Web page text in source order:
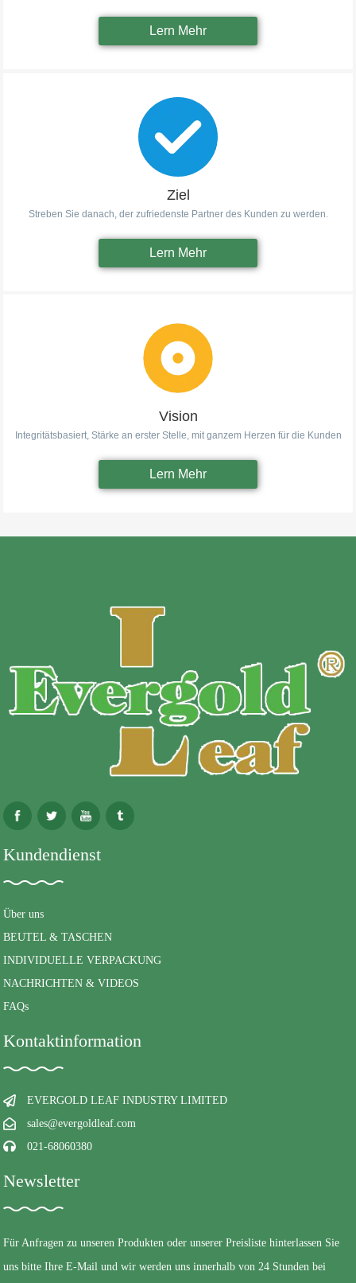
Lern Mehr
Ziel
Streben Sie danach, der zufriedenste Partner des Kunden zu werden.
Lern Mehr
Vision
Integritätsbasiert, Stärke an erster Stelle, mit ganzem Herzen für die Kunden
Lern Mehr
Kundendienst
Über uns
BEUTEL & TASCHEN
INDIVIDUELLE VERPACKUNG
NACHRICHTEN & VIDEOS
FAQs
Kontaktinformation
EVERGOLD LEAF INDUSTRY LIMITED
sales@evergoldleaf.com
021-68060380
Newsletter
Für Anfragen zu unseren Produkten oder unserer Preisliste hinterlassen Sie
uns bitte Ihre E-Mail und wir werden uns innerhalb von 24 Stunden bei